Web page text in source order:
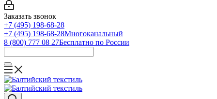
Заказать звонок
+7 (495) 198-68-28
+7 (495) 198-68-28Многоканальный
8 (800) 777 08 27Бесплатно по России